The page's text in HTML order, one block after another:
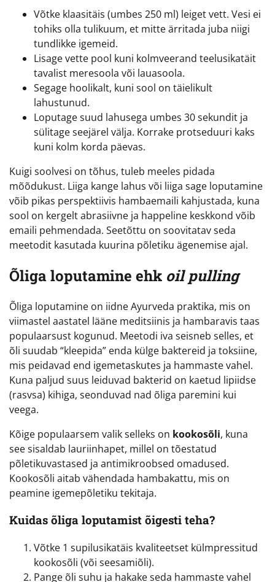
Võtke klaasitäis (umbes 250 ml) leiget vett. Vesi ei
tohiks olla tulikuum, et mitte ärritada juba niigi
tundlikke igemeid.
Lisage vette pool kuni kolmveerand teelusikatäit
tavalist meresoola või lauasoola.
Segage hoolikalt, kuni sool on täielikult
lahustunud.
Loputage suud lahusega umbes 30 sekundit ja
sülitage seejärel välja. Korrake protseduuri kaks
kuni kolm korda päevas.
Kuigi soolvesi on tõhus, tuleb meeles pidada
mõõdukust. Liiga kange lahus või liiga sage loputamine
võib pikas perspektiivis hambaemaili kahjustada, kuna
sool on kergelt abrasiivne ja happeline keskkond võib
emaili pehmendada. Seetõttu on soovitatav seda
meetodit kasutada kuurina põletiku ägenemise ajal.
Õliga loputamine ehk oil pulling
Õliga loputamine on iidne Ayurveda praktika, mis on
viimastel aastatel lääne meditsiinis ja hambaravis taas
populaarsust kogunud. Meetodi iva seisneb selles, et
õli suudab “kleepida” enda külge baktereid ja toksiine,
mis peidavad end igemetaskutes ja hammaste vahel.
Kuna paljud suus leiduvad bakterid on kaetud lipiidse
(rasvsa) kihiga, seonduvad nad õliga paremini kui
veega.
Kõige populaarsem valik selleks on kookosõli, kuna
see sisaldab lauriinhapet, millel on tõestatud
põletikuvastased ja antimikroobsed omadused.
Kookosõli aitab vähendada hambakattu, mis on
peamine igemepõletiku tekitaja.
Kuidas õliga loputamist õigesti teha?
Võtke 1 supilusikatäis kvaliteetset külmpressitud
kookosõli (või seesamiõli).
Pange õli suhu ja hakake seda hammaste vahel